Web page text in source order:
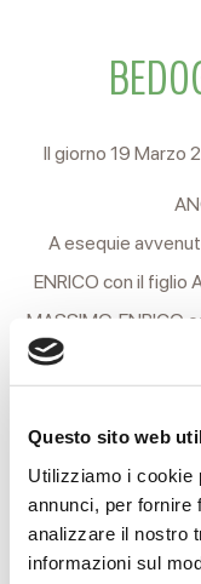
Questo sito web
Utilizziamo i cookie
annunci, per fornire
analizzare il nostro
informazioni sul
Il giorno 19 Marzo
A esequie
ENRICO con il figlio
MASSIMO, ENRICO
MARGHERITA con
FRANCESCO,
Una Messa di